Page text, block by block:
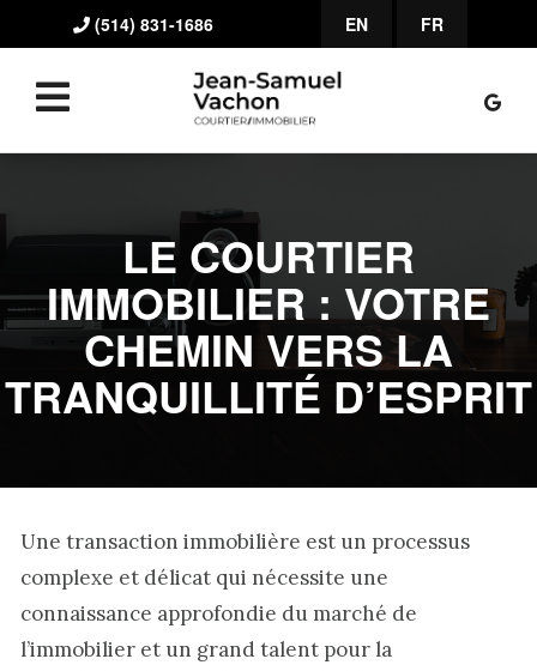
(514) 831-1686 EN FR
LE COURTIER
IMMOBILIER : VOTRE
CHEMIN VERS LA
TRANQUILLITÉ D’ESPRIT
Une transaction immobilière est un processus
complexe et délicat qui nécessite une
connaissance approfondie du marché de
l’immobilier et un grand talent pour la